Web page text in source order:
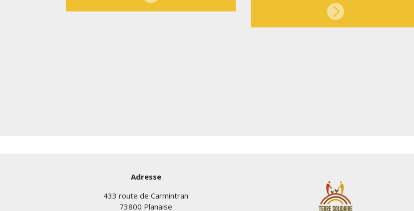
Adresse
433 route de Carmintran
73800 Planaise